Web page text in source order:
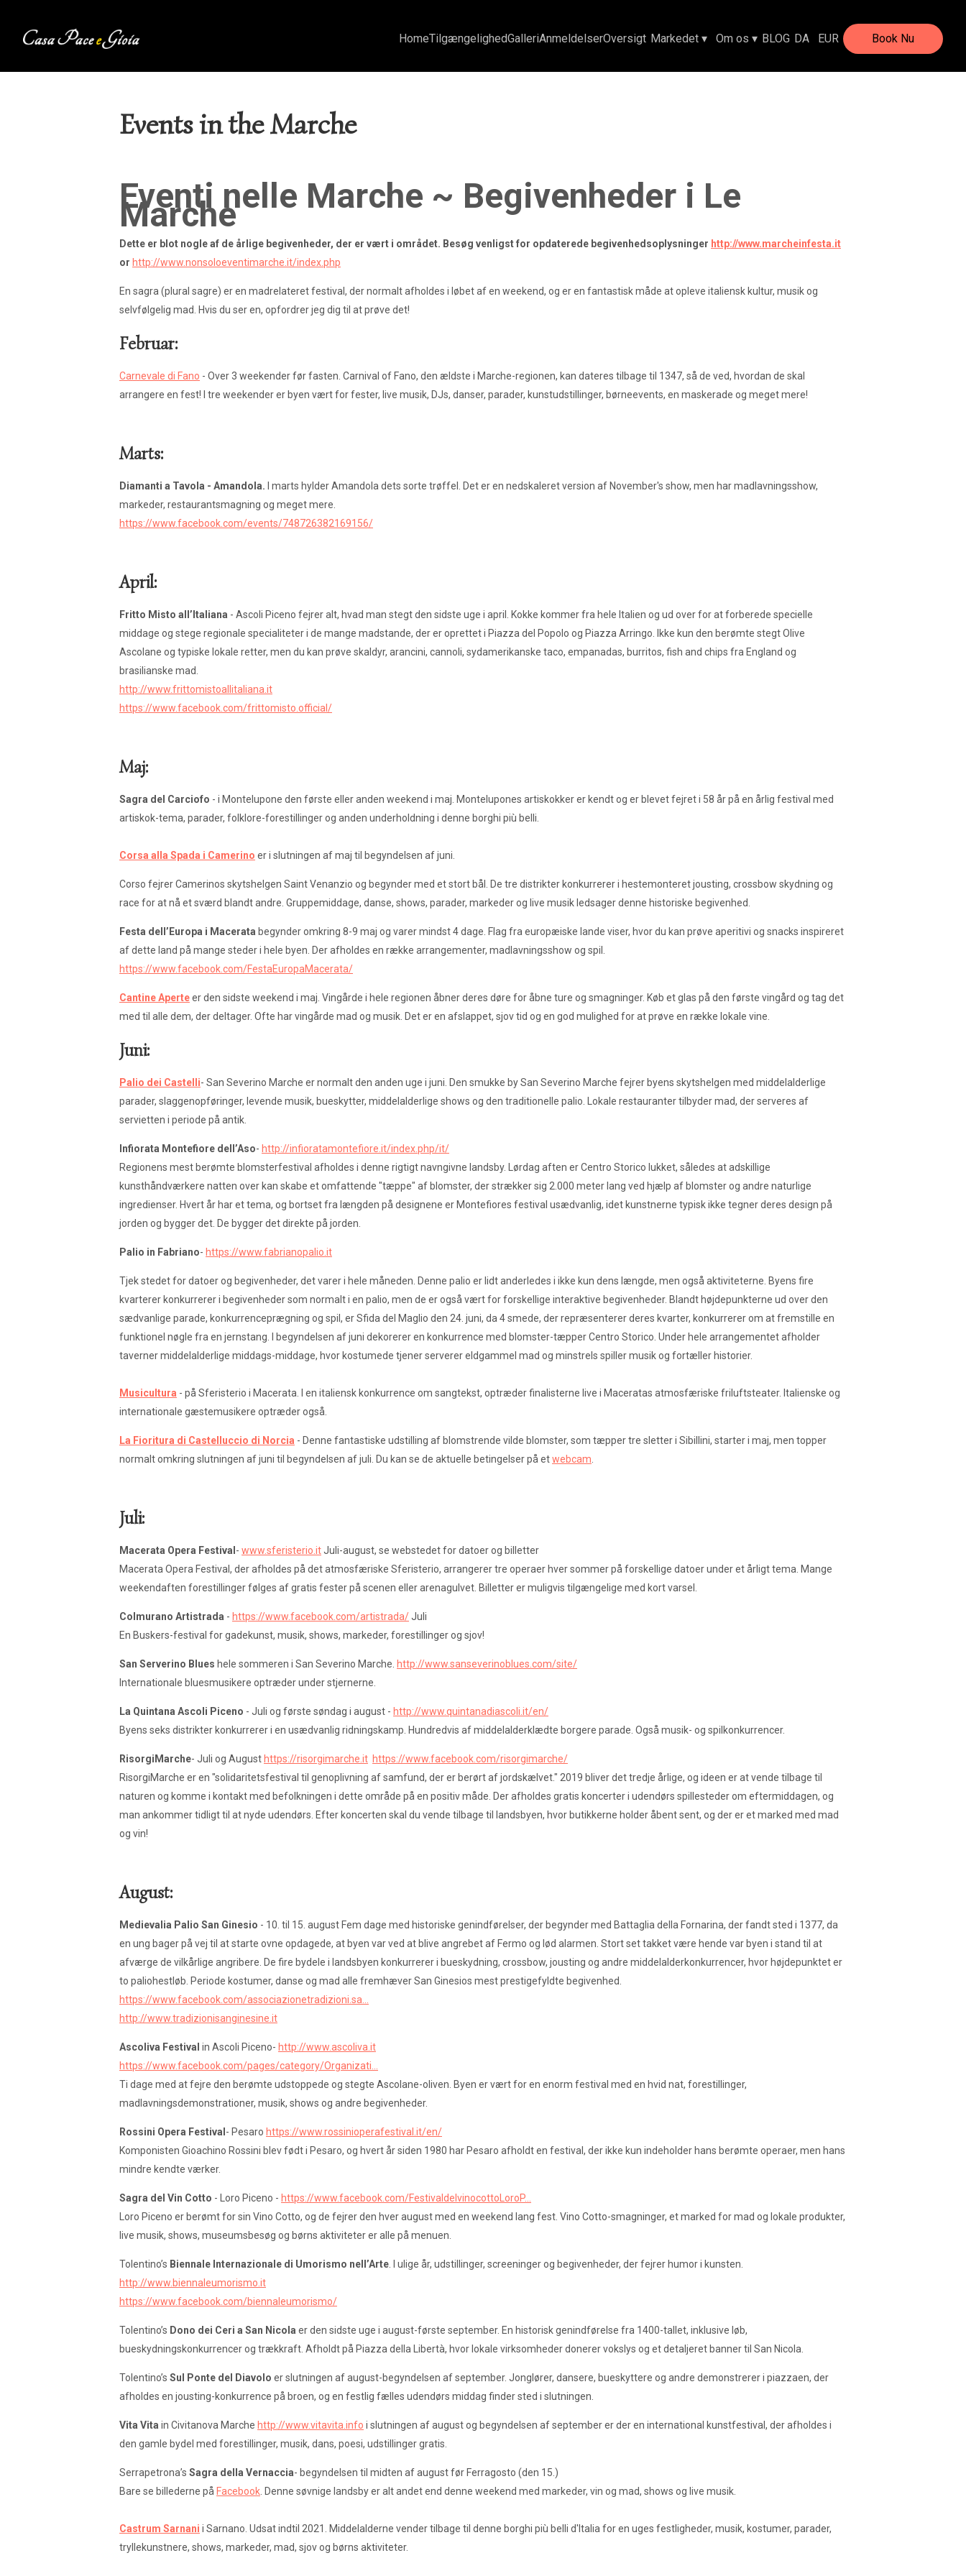
Events in the Marche
Eventi nelle Marche ~ Begivenheder i Le
Marche
Dette er blot nogle af de årlige begivenheder, der er vært i området. Besøg venligst for opdaterede begivenhedsoplysninger http://www.marcheinfesta.it
or http://www.nonsoloeventimarche.it/index.php
En sagra (plural sagre) er en madrelateret festival, der normalt afholdes i løbet af en weekend, og er en fantastisk måde at opleve italiensk kultur, musik og
selvfølgelig mad. Hvis du ser en, opfordrer jeg dig til at prøve det!
Februar:
Carnevale di Fano - Over 3 weekender før fasten. Carnival of Fano, den ældste i Marche-regionen, kan dateres tilbage til 1347, så de ved, hvordan de skal
arrangere en fest! I tre weekender er byen vært for fester, live musik, DJs, danser, parader, kunstudstillinger, børneevents, en maskerade og meget mere!
Marts:
Diamanti a Tavola - Amandola. I marts hylder Amandola dets sorte trøffel. Det er en nedskaleret version af November's show, men har madlavningsshow,
markeder, restaurantsmagning og meget mere.
https://www.facebook.com/events/748726382169156/
April:
Fritto Misto all’Italiana - Ascoli Piceno fejrer alt, hvad man stegt den sidste uge i april. Kokke kommer fra hele Italien og ud over for at forberede specielle
middage og stege regionale specialiteter i de mange madstande, der er oprettet i Piazza del Popolo og Piazza Arringo. Ikke kun den berømte stegt Olive
Ascolane og typiske lokale retter, men du kan prøve skaldyr, arancini, cannoli, sydamerikanske taco, empanadas, burritos, fish and chips fra England og
brasilianske mad.
http://www.frittomistoallitaliana.it
https://www.facebook.com/frittomisto.official/
Maj:
Sagra del Carciofo - i Montelupone den første eller anden weekend i maj. Montelupones artiskokker er kendt og er blevet fejret i 58 år på en årlig festival med
artiskok-tema, parader, folklore-forestillinger og anden underholdning i denne borghi più belli.
Corsa alla Spada i Camerino er i slutningen af maj til begyndelsen af juni.
Corso fejrer Camerinos skytshelgen Saint Venanzio og begynder med et stort bål. De tre distrikter konkurrerer i hestemonteret jousting, crossbow skydning og
race for at nå et sværd blandt andre. Gruppemiddage, danse, shows, parader, markeder og live musik ledsager denne historiske begivenhed.
Festa dell’Europa i Macerata begynder omkring 8-9 maj og varer mindst 4 dage. Flag fra europæiske lande viser, hvor du kan prøve aperitivi og snacks inspireret
af dette land på mange steder i hele byen. Der afholdes en række arrangementer, madlavningsshow og spil.
https://www.facebook.com/FestaEuropaMacerata/
Cantine Aperteer den sidste weekend i maj. Vingårde i hele regionen åbner deres døre for åbne ture og smagninger. Køb et glas på den første vingård og tag det
med til alle dem, der deltager. Ofte har vingårde mad og musik. Det er en afslappet, sjov tid og en god mulighed for at prøve en række lokale vine.
Juni:
Palio dei Castelli- San Severino Marche er normalt den anden uge i juni. Den smukke by San Severino Marche fejrer byens skytshelgen med middelalderlige
parader, slaggenopføringer, levende musik, bueskytter, middelalderlige shows og den traditionelle palio. Lokale restauranter tilbyder mad, der serveres af
servietten i periode på antik.
Infiorata Montefiore dell’Aso- http://infioratamontefiore.it/index.php/it/
Regionens mest berømte blomsterfestival afholdes i denne rigtigt navngivne landsby. Lørdag aften er Centro Storico lukket, således at adskillige
kunsthåndværkere natten over kan skabe et omfattende "tæppe" af blomster, der strækker sig 2.000 meter lang ved hjælp af blomster og andre naturlige
ingredienser. Hvert år har et tema, og bortset fra længden på designene er Montefiores festival usædvanlig, idet kunstnerne typisk ikke tegner deres design på
jorden og bygger det. De bygger det direkte på jorden.
Palio in Fabriano- https://www.fabrianopalio.it
Tjek stedet for datoer og begivenheder, det varer i hele måneden. Denne palio er lidt anderledes i ikke kun dens længde, men også aktiviteterne. Byens fire
kvarterer konkurrerer i begivenheder som normalt i en palio, men de er også vært for forskellige interaktive begivenheder. Blandt højdepunkterne ud over den
sædvanlige parade, konkurrenceprægning og spil, er Sfida del Maglio den 24. juni, da 4 smede, der repræsenterer deres kvarter, konkurrerer om at fremstille en
funktionel nøgle fra en jernstang. I begyndelsen af juni dekorerer en konkurrence med blomster-tæpper Centro Storico. Under hele arrangementet afholder
taverner middelalderlige middags-middage, hvor kostumede tjener serverer eldgammel mad og minstrels spiller musik og fortæller historier.
Musicultura - på Sferisterio i Macerata. I en italiensk konkurrence om sangtekst, optræder finalisterne live i Maceratas atmosfæriske friluftsteater. Italienske og
internationale gæstemusikere optræder også.
La Fioritura di Castelluccio di Norcia - Denne fantastiske udstilling af blomstrende vilde blomster, som tæpper tre sletter i Sibillini, starter i maj, men topper
normalt omkring slutningen af juni til begyndelsen af juli. Du kan se de aktuelle betingelser på etwebcam
Juli:
Macerata Opera Festival - www.sferisterio.itJuli-august, se webstedet for datoer og billetter
Macerata Opera Festival, der afholdes på det atmosfæriske Sferisterio, arrangerer tre operaer hver sommer på forskellige datoer under et årligt tema. Mange
weekendaften forestillinger følges af gratis fester på scenen eller arenagulvet. Billetter er muligvis tilgængelige med kort varsel.
Colmurano Artistrada - https://www.facebook.com/artistrada/Juli
En Buskers-festival for gadekunst, musik, shows, markeder, forestillinger og sjov!
San Serverino Blues hele sommeren i San Severino Marche. http://www.sanseverinoblues.com/site/
Internationale bluesmusikere optræder under stjernerne.
La Quintana Ascoli Piceno - Juli og første søndag i august - http://www.quintanadiascoli.it/en/
Byens seks distrikter konkurrerer i en usædvanlig ridningskamp. Hundredvis af middelalderklædte borgere parade. Også musik- og spilkonkurrencer.
RisorgiMarche- Juli og August https://risorgimarche.it https://www.facebook.com/risorgimarche/
RisorgiMarche er en "solidaritetsfestival til genoplivning af samfund, der er berørt af jordskælvet." 2019 bliver det tredje årlige, og ideen er at vende tilbage til
naturen og komme i kontakt med befolkningen i dette område på en positiv måde. Der afholdes gratis koncerter i udendørs spillesteder om eftermiddagen, og
man ankommer tidligt til at nyde udendørs. Efter koncerten skal du vende tilbage til landsbyen, hvor butikkerne holder åbent sent, og der er et marked med mad
og vin!
August:
Medievalia Palio San Ginesio - 10. til 15. august Fem dage med historiske genindførelser, der begynder med Battaglia della Fornarina, der fandt sted i 1377, da
en ung bager på vej til at starte ovne opdagede, at byen var ved at blive angrebet af Fermo og lød alarmen. Stort set takket være hende var byen i stand til at
afværge de vilkårlige angribere. De fire bydele i landsbyen konkurrerer i bueskydning, crossbow, jousting og andre middelalderkonkurrencer, hvor højdepunktet er
to paliohestløb. Periode kostumer, danse og mad alle fremhæver San Ginesios mest prestigefyldte begivenhed.
https://www.facebook.com/associazionetradizioni.sa...
http://www.tradizionisanginesine.it
Ascoliva Festival in Ascoli Piceno- http://www.ascoliva.it
https://www.facebook.com/pages/category/Organizati...
Ti dage med at fejre den berømte udstoppede og stegte Ascolane-oliven. Byen er vært for en enorm festival med en hvid nat, forestillinger,
madlavningsdemonstrationer, musik, shows og andre begivenheder.
Rossini Opera Festival - Pesaro https://www.rossinioperafestival.it/en/
Komponisten Gioachino Rossini blev født i Pesaro, og hvert år siden 1980 har Pesaro afholdt en festival, der ikke kun indeholder hans berømte operaer, men hans
mindre kendte værker.
Sagra del Vin Cotto - Loro Piceno - https://www.facebook.com/FestivaldelvinocottoLoroP...
Loro Piceno er berømt for sin Vino Cotto, og de fejrer den hver august med en weekend lang fest. Vino Cotto-smagninger, et marked for mad og lokale produkter,
live musik, shows, museumsbesøg og børns aktiviteter er alle på menuen.
Tolentino’s Biennale Internazionale di Umorismo nell’Arte . I ulige år, udstillinger, screeninger og begivenheder, der fejrer humor i kunsten.
http://www.biennaleumorismo.it
https://www.facebook.com/biennaleumorismo/
Tolentino’s Dono dei Ceri a San Nicola er den sidste uge i august-første september. En historisk genindførelse fra 1400-tallet, inklusive løb,
bueskydningskonkurrencer og trækkraft. Afholdt på Piazza della Libertà, hvor lokale virksomheder donerer vokslys og et detaljeret banner til San Nicola.
Tolentino’s Sul Ponte del Diavolo er slutningen af august-begyndelsen af september. Jonglører, dansere, bueskyttere og andre demonstrerer i piazzaen, der
afholdes en jousting-konkurrence på broen, og en festlig fælles udendørs middag finder sted i slutningen.
Vita Vita in Civitanova Marche http://www.vitavita.info i slutningen af august og begyndelsen af september er der en international kunstfestival, der afholdes i
den gamle bydel med forestillinger, musik, dans, poesi, udstillinger gratis.
Serrapetrona’s Sagra della Vernaccia- begyndelsen til midten af august før Ferragosto (den 15.)
Bare se billederne på Facebook . Denne søvnige landsby er alt andet end denne weekend med markeder, vin og mad, shows og live musik.
Castrum Sarnani i Sarnano. Udsat indtil 2021. Middelalderne vender tilbage til denne borghi più belli d'Italia for en uges festligheder, musik, kostumer, parader,
tryllekunstnere, shows, markeder, mad, sjov og børns aktiviteter.